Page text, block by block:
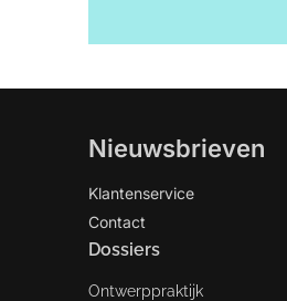
Nieuwsbrieven
Klantenservice
Contact
Dossiers
Ontwerppraktijk